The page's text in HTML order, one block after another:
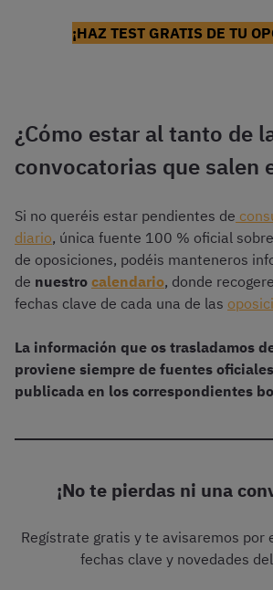
¡HAZ TEST GRATIS DE TU
¿Cómo estar al tanto de
convocatorias que salen
Si no queréis estar pendientes de
diario, única fuente 100 % oficial
de oposiciones, podéis manteneros
de nuestro calendario, donde
fechas clave de cada una de las
La información que os trasladamos
proviene siempre de fuentes
publicada en los correspondientes
¡No te pierdas ni una
Regístrate gratis y te avisaremos por
fechas clave y novedades